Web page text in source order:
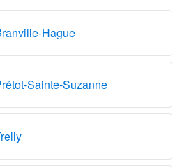
Hague
Sainte-Suzanne